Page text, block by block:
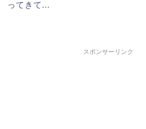
ってきて…
スポンサーリンク